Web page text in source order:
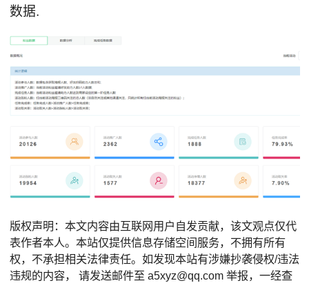
数据.
版权声明：本文内容由互联网用户自发贡献，该文观点仅代
表作者本人。本站仅提供信息存储空间服务，不拥有所有
权，不承担相关法律责任。如发现本站有涉嫌抄袭侵权/违法
违规的内容， 请发送邮件至 a5xyz@qq.com 举报，一经查